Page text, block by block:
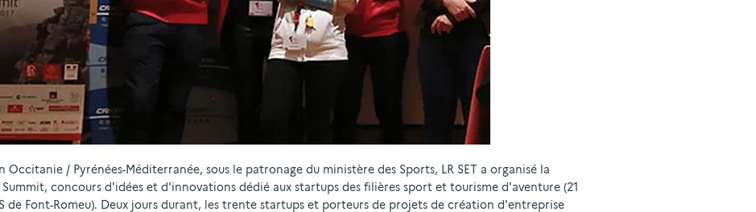
Occitanie / Pyrénées-Méditerranée, sous le patronage du ministère des Sports, LR SET a organisé la
concours d'idées et d'innovations dédié aux startups des filières sport et tourisme d'aventure (21
de Font-Romeu). Deux jours durant, les trente startups et porteurs de projets de création d'entreprise